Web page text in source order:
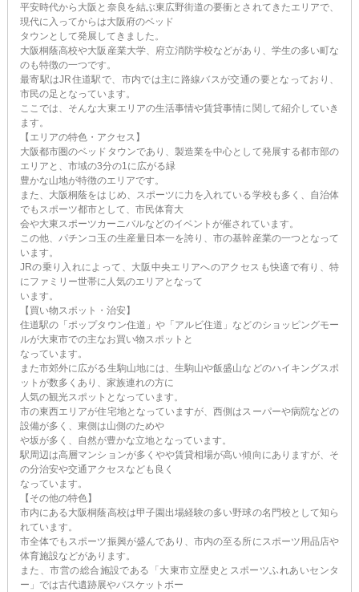
平安時代から大阪と奈良を結ぶ東広野街道の要衝とされてきたエリアで、
現代に入ってからは大阪府のベッド
タウンとして発展してきました。
大阪桐蔭高校や大阪産業大学、府立消防学校などがあり、学生の多い町な
のも特徴の一つです。
最寄駅はJR住道駅で、市内では主に路線バスが交通の要となっており、
市民の足となっています。
ここでは、そんな大東エリアの生活事情や賃貸事情に関して紹介していき
ます。
【エリアの特色・アクセス】
大阪都市圏のベッドタウンであり、製造業を中心として発展する都市部の
エリアと、市域の3分の1に広がる緑
豊かな山地が特徴のエリアです。
また、大阪桐蔭をはじめ、スポーツに力を入れている学校も多く、自治体
でもスポーツ都市として、市民体育大
会や大東スポーツカーニバルなどのイベントが催されています。
この他、パチンコ玉の生産量日本一を誇り、市の基幹産業の一つとなって
います。
JRの乗り入れによって、大阪中央エリアへのアクセスも快適で有り、特
にファミリー世帯に人気のエリアとなって
います。
【買い物スポット・治安】
住道駅の「ポップタウン住道」や「アルビ住道」などのショッピングモー
ルが大東市での主なお買い物スポットと
なっています。
また市郊外に広がる生駒山地には、生駒山や飯盛山などのハイキングスポ
ットが数多くあり、家族連れの方に
人気の観光スポットとなっています。
市の東西エリアが住宅地となっていますが、西側はスーパーや病院などの
設備が多く、東側は山側のためや
や坂が多く、自然が豊かな立地となっています。
駅周辺は高層マンションが多くやや賃貸相場が高い傾向にありますが、そ
の分治安や交通アクセスなども良く
なっています。
【その他の特色】
市内にある大阪桐蔭高校は甲子園出場経験の多い野球の名門校として知ら
れています。
市全体でもスポーツ振興が盛んであり、市内の至る所にスポーツ用品店や
体育施設などがあります。
また、市営の総合施設である「大東市立歴史とスポーツふれあいセンタ
ー」では古代遺跡展やバスケットボー